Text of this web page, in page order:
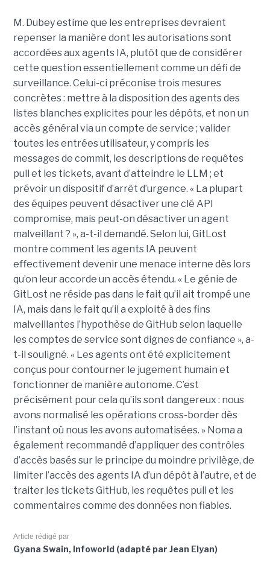
M. Dubey estime que les entreprises devraient
repenser la manière dont les autorisations sont
accordées aux agents IA, plutôt que de considérer
cette question essentiellement comme un défi de
surveillance. Celui-ci préconise trois mesures
concrètes : mettre à la disposition des agents des
listes blanches explicites pour les dépôts, et non un
accès général via un compte de service ; valider
toutes les entrées utilisateur, y compris les
messages de commit, les descriptions de requêtes
pull et les tickets, avant d’atteindre le LLM ; et
prévoir un dispositif d’arrêt d’urgence. « La plupart
des équipes peuvent désactiver une clé API
compromise, mais peut-on désactiver un agent
malveillant ? », a-t-il demandé. Selon lui, GitLost
montre comment les agents IA peuvent
effectivement devenir une menace interne dès lors
qu’on leur accorde un accès étendu. « Le génie de
GitLost ne réside pas dans le fait qu’il ait trompé une
IA, mais dans le fait qu’il a exploité à des fins
malveillantes l’hypothèse de GitHub selon laquelle
les comptes de service sont dignes de confiance », a-
t-il souligné. « Les agents ont été explicitement
conçus pour contourner le jugement humain et
fonctionner de manière autonome. C’est
précisément pour cela qu’ils sont dangereux : nous
avons normalisé les opérations cross-border dès
l’instant où nous les avons automatisées. » Noma a
également recommandé d’appliquer des contrôles
d’accès basés sur le principe du moindre privilège, de
limiter l’accès des agents IA d’un dépôt à l’autre, et de
traiter les tickets GitHub, les requêtes pull et les
commentaires comme des données non fiables.
Article rédigé par
Gyana Swain, Infoworld (adapté par Jean Elyan)